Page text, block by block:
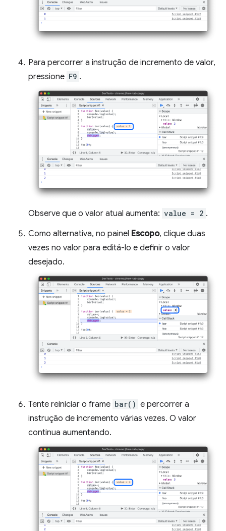
Para percorrer a instrução de incremento de valor,
pressione F9 .
Observe que o valor atual aumenta: value = 2 .
Como alternativa, no painel Escopo, clique duas
vezes no valor para editá-lo e definir o valor
desejado.
Tente reiniciar o frame bar() e percorrer a
instrução de incremento várias vezes. O valor
continua aumentando.